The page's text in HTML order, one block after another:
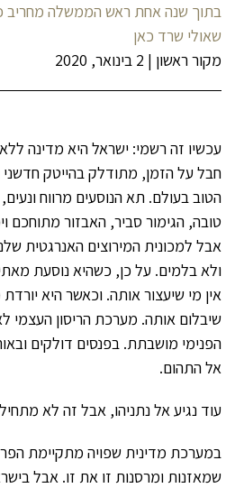
בתוך שנה אחת ראש הממשלה מחריב
שאולי שרד כאן
מקור ראשון | 2 בינואר, 2020
עכשיו זה רשמי: ישראל היא מדינה
חבל על הזמן, מתודלק בהייטק חדשני
הטוב בעולם. תא הנוסעים מרווח
טובה, הגימור סביר, האבזור מתוחכם
אבל למכונית המירוצים האנרגטית
ולא בלמים. על כן, כשהיא נוסעת
אין מי שיעצור אותה. וכאשר היא
שיבלום אותה. מערכת הריסון העצמי
הפנימי מושבתת. בפנסים דולקים
אל התהום.
עוד נגיע אל נתניהו, אבל זה לא
במערכת מדינית שפויה מתקיימת
שמאזנות ומרסנות זו את זו. אבל